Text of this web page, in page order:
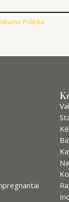
Politika